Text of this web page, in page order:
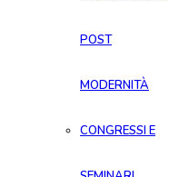
POST
MODERNITÀ
CONGRESSI E